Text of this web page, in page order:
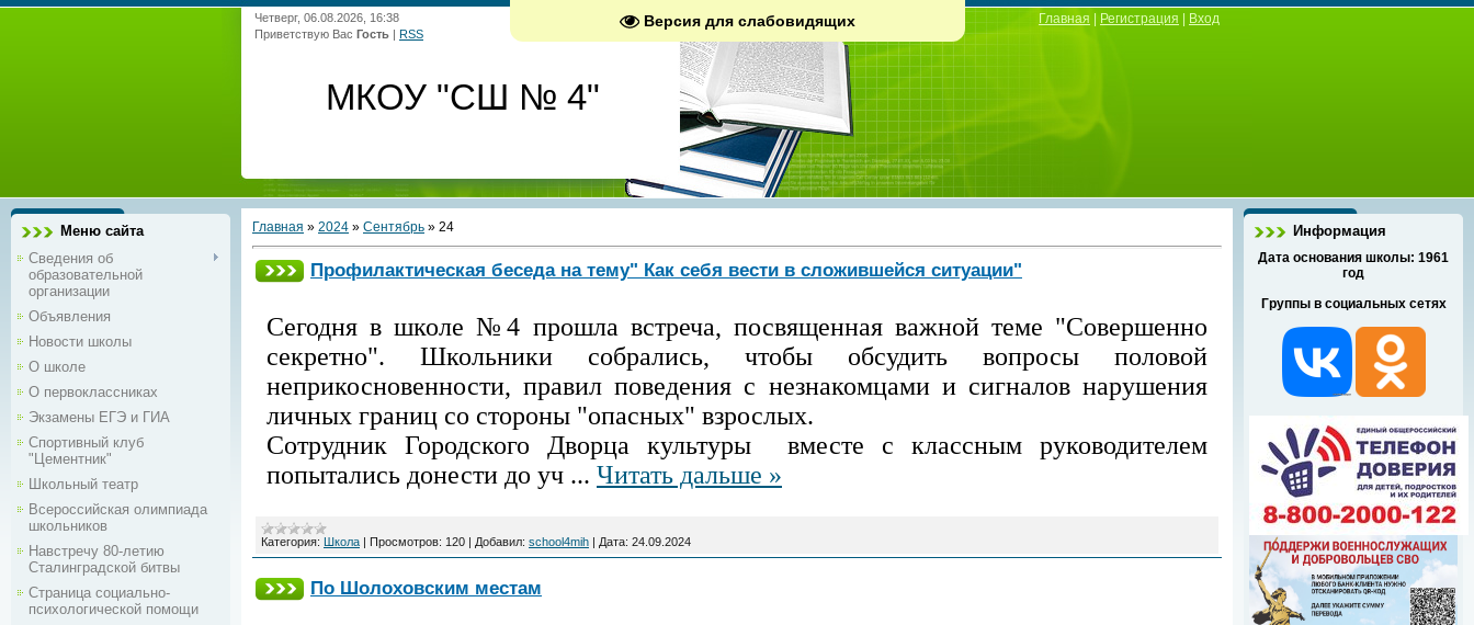
Версия для слабовидящих
Четверг, 06.08.2026, 16:38
Приветствую Вас Гость | RSS
МКОУ "СШ № 4"
Главная Регистрация Вход
Меню сайта
Сведения об
образовательной
организации
Объявления
Новости школы
О школе
О первоклассниках
Экзамены ЕГЭ и ГИА
Спортивный клуб
"Цементник"
Школьный театр
Всероссийская олимпиада
школьников
Навстречу 80-летию
Сталинградской битвы
Страница социально-
психологической помощи
Главная » 2024 » Сентябрь » 24
Профилактическая беседа на тему" Как себя вести в сложившейся ситуации"
Сегодня в школе №4 прошла встреча, посвященная важной теме "Совершенно
секретно". Школьники собрались, чтобы обсудить вопросы половой
неприкосновенности, правил поведения с незнакомцами и сигналов нарушения
личных границ со стороны "опасных" взрослых.
Сотрудник Городского Дворца культуры вместе с классным руководителем
попытались донести до уч ... Читать дальше »
Категория: Школа | Просмотров: 120 | Добавил: school4mih | Дата: 24.09.2024
По Шолоховским местам
Информация
Дата основания школы: 1961
год
Группы в социальных сетях